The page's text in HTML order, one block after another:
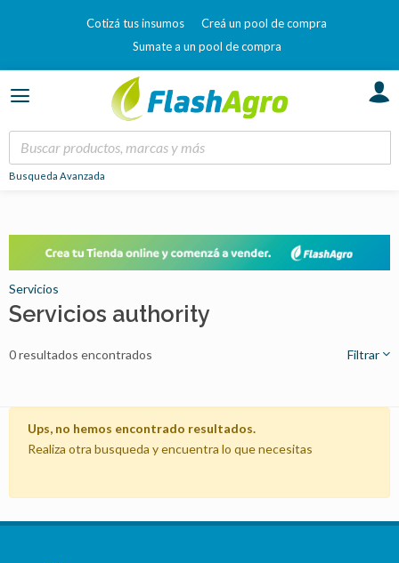
Cotizá tus insumos
Creá un pool de compra
Sumate a un pool de compra
Busqueda Avanzada
Ups, no hemos encontrado resultados.
Realiza otra busqueda y encuentra lo que necesitas
Servicios
Servicios authority
0 resultados encontrados Filtrar